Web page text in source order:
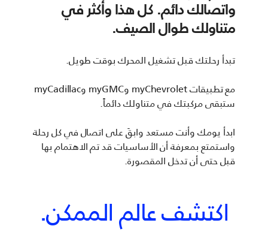
واتصالك دائم. كل هذا وأكثر في
متناولك طوال الصيف.
تبدأ رحلتك قبل تشغيل المحرك بوقت طويل.
مع تطبيقات myChevrolet وmyGMC وmyCadillac
ستبقى مركبتك في متناولك دائماً.
ابدأ يومك وأنت مستعد وابقَ على اتصال في كل رحلة
واستمتع بمعرفة أن الأساسيات قد تم الاهتمام بها
قبل حتى أن تدخل المقصورة.
اكتشف عالم الممكن.